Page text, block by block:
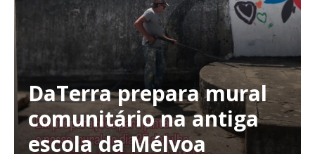
DaTerra prepara mural
comunitário na antiga
escola da Mélvoa